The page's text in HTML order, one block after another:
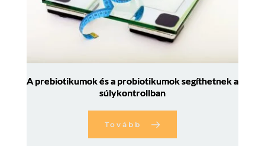
A prebiotikumok és a probiotikumok segíthetnek a
súlykontrollban
Tovább